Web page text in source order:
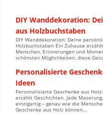
DIY Wanddekoration:
aus Holzbuchstaben
DIY Wanddekoration: Deine
Holzbuchstaben Ein Zuhause
Menschen, Erinnerungen und
schönsten Möglichkeiten, diese
Personalisierte
Ideen
Personalisierte Geschenke aus
erzählt Geschichten. Jede
einzigartig – genau wie die
Geschenke aus Holz können...